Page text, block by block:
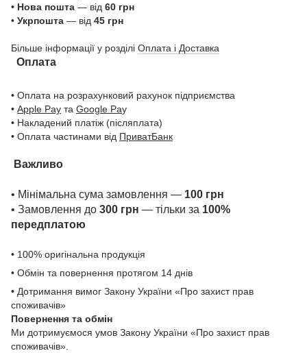
• Нова пошта — від 60 грн
• Укрпошта — від 45 грн
Більше інформації у розділі Оплата і Доставка
Оплата
• Оплата на розрахунковий рахунок підприємства
• Apple Pay та Google Pay
• Накладений платіж (післяплата)
• Оплата частинами від ПриватБанк
Важливо
• Мінімальна сума замовлення — 100 грн
• Замовлення до 300 грн — тільки за 100%
передплатою
• 100% оригінальна продукція
• Обмін та повернення протягом 14 днів
• Дотримання вимог Закону України «Про захист прав
споживачів»
Повернення та обмін
Ми дотримуємося умов Закону України «Про захист прав
споживачів».